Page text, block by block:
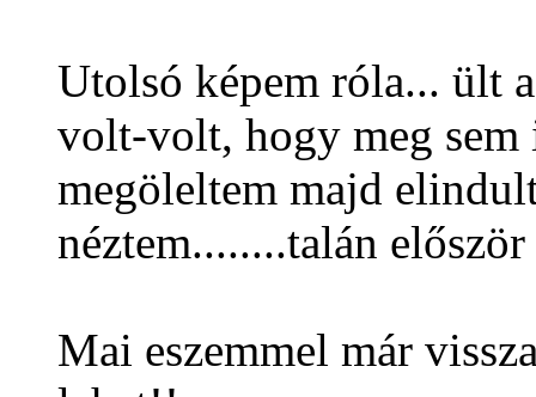
Utolsó képem róla... ült
volt-volt, hogy meg sem
megöleltem majd
néztem........talán
Mai eszemmel már